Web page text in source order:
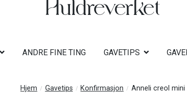
ANDRE FINE TING GAVETIPS
Hjem Gavetips Konfirmasjon Anneli creol mini